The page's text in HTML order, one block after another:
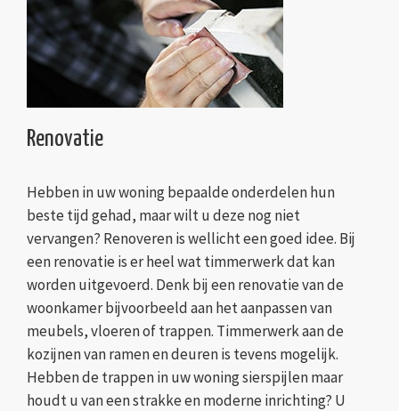
Renovatie
Hebben in uw woning bepaalde onderdelen hun
beste tijd gehad, maar wilt u deze nog niet
vervangen? Renoveren is wellicht een goed idee. Bij
een renovatie is er heel wat timmerwerk dat kan
worden uitgevoerd. Denk bij een renovatie van de
woonkamer bijvoorbeeld aan het aanpassen van
meubels, vloeren of trappen. Timmerwerk aan de
kozijnen van ramen en deuren is tevens mogelijk.
Hebben de trappen in uw woning sierspijlen maar
houdt u van een strakke en moderne inrichting? U